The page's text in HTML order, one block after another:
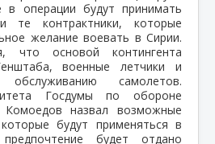
в операции будут принимать
те контрактники, которые
желание воевать в Сирии.
что основой контингента
военные летчики и
самолетов.
Госдумы по обороне
назвал возможные
будут применяться в
будет отдано